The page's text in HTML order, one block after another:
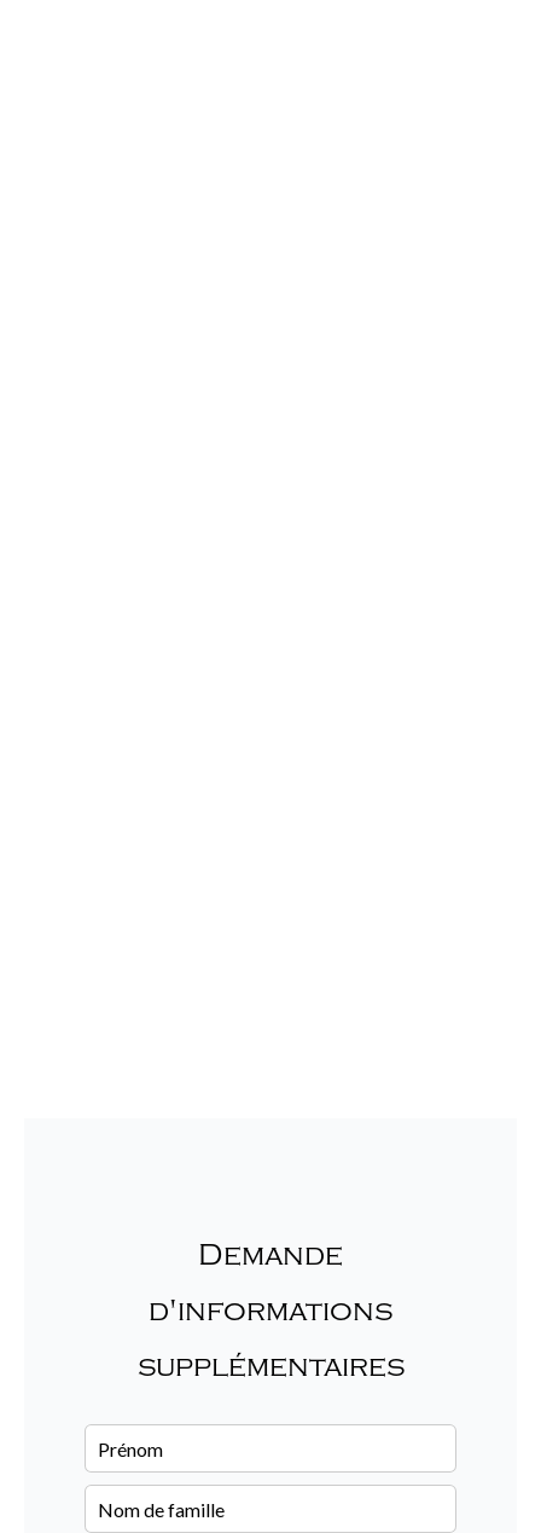
Demande
d'informations
supplémentaires